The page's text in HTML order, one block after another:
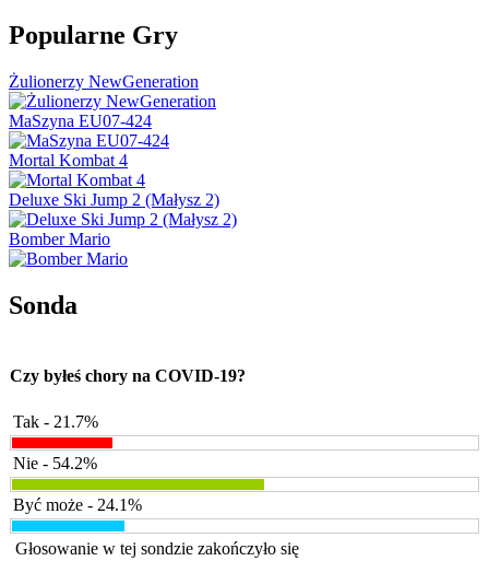
Popularne Gry
Żulionerzy NewGeneration
MaSzyna EU07-424
Mortal Kombat 4
Deluxe Ski Jump 2 (Małysz 2)
Bomber Mario
Sonda
Czy byłeś chory na COVID-19?
Tak - 21.7%
Nie - 54.2%
Być może - 24.1%
Głosowanie w tej sondzie zakończyło się